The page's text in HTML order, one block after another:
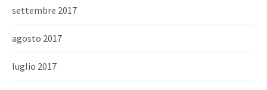
settembre 2017
agosto 2017
luglio 2017